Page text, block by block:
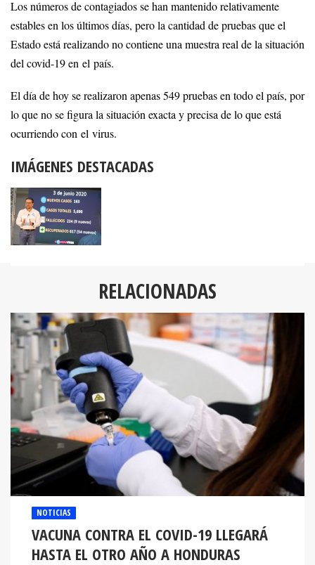
Los números de contagiados se han mantenido relativamente
estables en los últimos días, pero la cantidad de pruebas que el
Estado está realizando no contiene una muestra real de la situación
del covid-19 en el país.
El día de hoy se realizaron apenas 549 pruebas en todo el país, por
lo que no se figura la situación exacta y precisa de lo que está
ocurriendo con el virus.
IMÁGENES DESTACADAS
RELACIONADAS
NOTICIAS
VACUNA CONTRA EL COVID-19 LLEGARÁ
HASTA EL OTRO AÑO A HONDURAS